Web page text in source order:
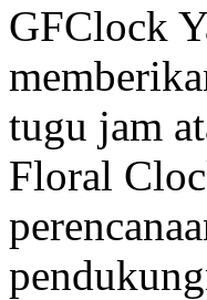
GFClock
tugu jam
Floral